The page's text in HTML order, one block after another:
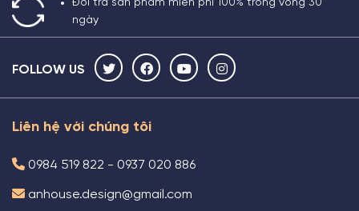
ngày
FOLLOW US
Liên hệ với chúng tôi
0984 519 822 - 0937 020 886
anhouse.design@gmail.com